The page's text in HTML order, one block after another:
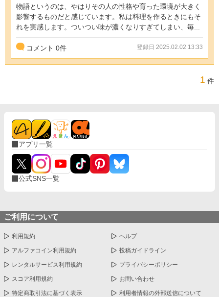
物語というのは、やはりその人の性格や育った環境が大きく
影響するものだと感じています。私は料理を作るときにもそ
れを実感します。ついつい味が濃くなりすぎてしまい、毎...
コメント 0件 登録日 2025.02.02 13:33
1 件
アプリ一覧
公式SNS一覧
ご利用について
利用規約 ヘルプ
アルファコイン利用規約 投稿ガイドライン
レンタルサービス利用規約 プライバシーポリシー
スコア利用規約 お問い合わせ
特定商取引法に基づく表示 利用者情報の外部送信について